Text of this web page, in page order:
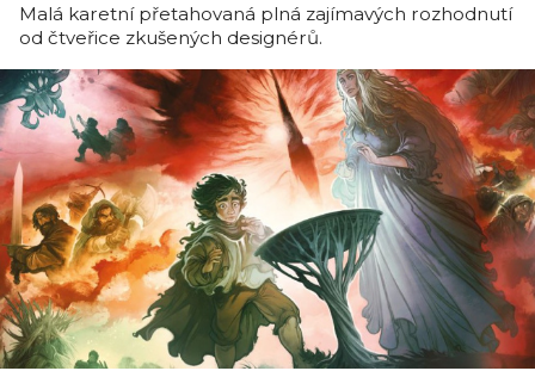
Malá karetní přetahovaná plná zajímavých rozhodnutí
od čtveřice zkušených designérů.